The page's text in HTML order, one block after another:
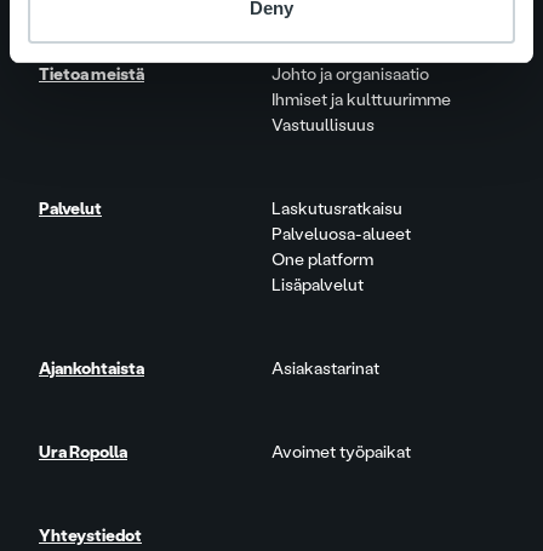
Deny
Tietoa meistä
Johto ja organisaatio
Ihmiset ja kulttuurimme
Vastuullisuus
Palvelut
Laskutusratkaisu
Palveluosa-alueet
One platform
Lisäpalvelut
Ajankohtaista Asiakastarinat
Ura Ropolla Avoimet työpaikat
Yhteystiedot